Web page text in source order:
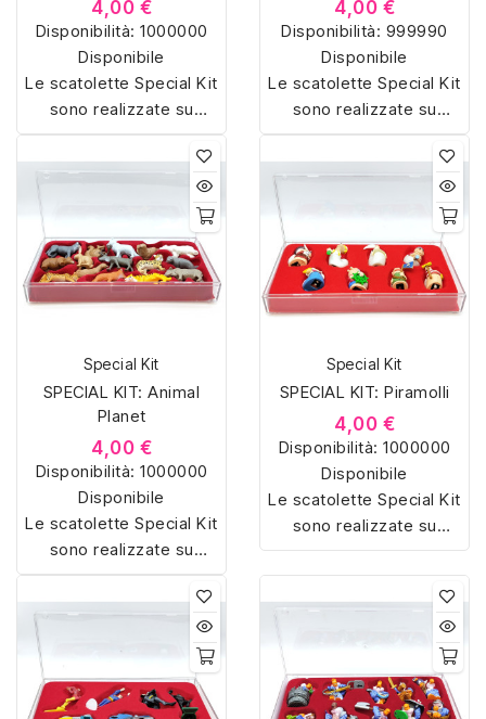
4,00 €
Disponibilità: 1000000
Disponibile
Le scatolette Special Kit
sono realizzate su
misura con materiali di
alta qualità, hanno un
interno sagomato in
vellutino rosso e offrono
soluzioni eleganti e
pratiche per organizzare
e mostrare la tua
4,00 €
Disponibilità: 999990
Disponibile
Le scatolette Special Kit
sono realizzate su
misura con materiali di
alta qualità, hanno un
interno sagomato in
vellutino rosso e offrono
soluzioni eleganti e
pratiche per organizzare
e mostrare la tua
collezione di sorpresine.
Special Kit
SPECIAL KIT: Animal
Planet
4,00 €
Disponibilità: 1000000
Disponibile
Le scatolette Special Kit
sono realizzate su
misura con materiali di
alta qualità, hanno un
interno sagomato in
vellutino rosso e offrono
soluzioni eleganti e
pratiche per organizzare
Special Kit
SPECIAL KIT: Piramolli
4,00 €
Disponibilità: 1000000
Disponibile
Le scatolette Special Kit
sono realizzate su
misura con materiali di
alta qualità, hanno un
interno sagomato in
vellutino rosso e offrono
soluzioni eleganti e
pratiche per organizzare
e mostrare la tua